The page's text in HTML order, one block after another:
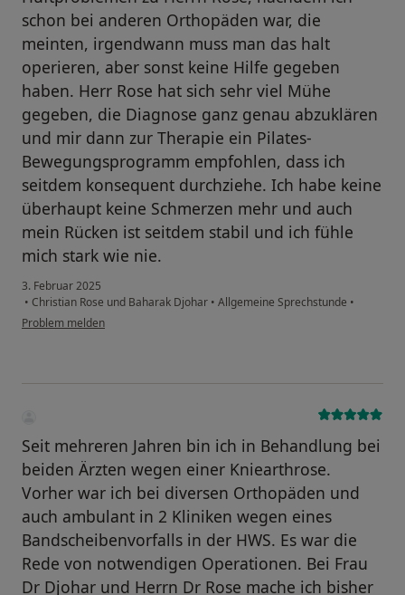
schon bei anderen Orthopäden war, die
meinten, irgendwann muss man das halt
operieren, aber sonst keine Hilfe gegeben
haben. Herr Rose hat sich sehr viel Mühe
gegeben, die Diagnose ganz genau abzuklären
und mir dann zur Therapie ein Pilates-
Bewegungsprogramm empfohlen, dass ich
seitdem konsequent durchziehe. Ich habe keine
überhaupt keine Schmerzen mehr und auch
mein Rücken ist seitdem stabil und ich fühle
mich stark wie nie.
3. Februar 2025
• Christian Rose und Baharak Djohar • Allgemeine Sprechstunde •
Problem melden
Seit mehreren Jahren bin ich in Behandlung bei
beiden Ärzten wegen einer Kniearthrose.
Vorher war ich bei diversen Orthopäden und
auch ambulant in 2 Kliniken wegen eines
Bandscheibenvorfalls in der HWS. Es war die
Rede von notwendigen Operationen. Bei Frau
Dr Djohar und Herrn Dr Rose mache ich bisher